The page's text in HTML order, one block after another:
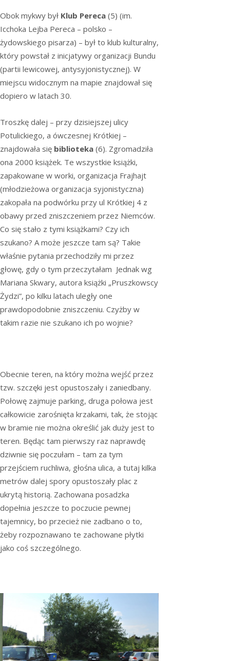
Obok mykwy był Klub Pereca (5) (im.
Icchoka Lejba Pereca – polsko –
żydowskiego pisarza) – był to klub kulturalny,
który powstał z inicjatywy organizacji Bundu
(partii lewicowej, antysyjonistycznej). W
miejscu widocznym na mapie znajdował się
dopiero w latach 30.
Troszkę dalej – przy dzisiejszej ulicy
Potulickiego, a ówczesnej Krótkiej –
znajdowała się biblioteka (6). Zgromadziła
ona 2000 książek. Te wszystkie książki,
zapakowane w worki, organizacja Frajhajt
(młodzieżowa organizacja syjonistyczna)
zakopała na podwórku przy ul Krótkiej 4 z
obawy przed zniszczeniem przez Niemców.
Co się stało z tymi książkami? Czy ich
szukano? A może jeszcze tam są? Takie
właśnie pytania przechodziły mi przez
głowę, gdy o tym przeczytałam Jednak wg
Mariana Skwary, autora książki „Pruszkowscy
Żydzi”, po kilku latach uległy one
prawdopodobnie zniszczeniu. Czyżby w
takim razie nie szukano ich po wojnie?
Obecnie teren, na który można wejść przez
tzw. szczęki jest opustoszały i zaniedbany.
Połowę zajmuje parking, druga połowa jest
całkowicie zarośnięta krzakami, tak, że stojąc
w bramie nie można określić jak duży jest to
teren. Będąc tam pierwszy raz naprawdę
dziwnie się poczułam – tam za tym
przejściem ruchliwa, głośna ulica, a tutaj kilka
metrów dalej spory opustoszały plac z
ukrytą historią. Zachowana posadzka
dopełnia jeszcze to poczucie pewnej
tajemnicy, bo przecież nie zadbano o to,
żeby rozpoznawano te zachowane płytki
jako coś szczególnego.